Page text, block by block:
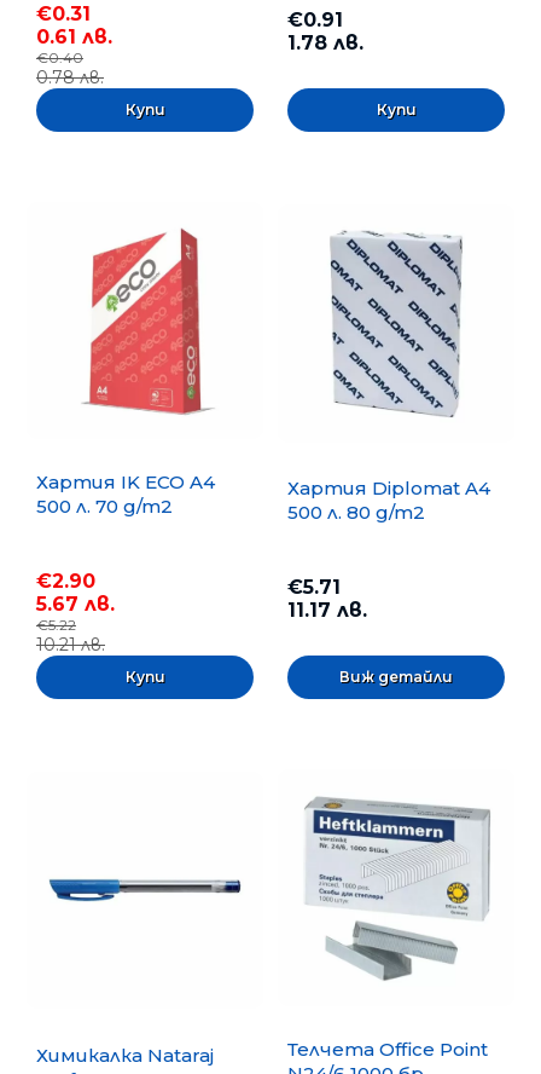
€0.31
0.61 лв.
€0.40
0.78 лв.
€0.91
1.78 лв.
Хартия IK ECO A4
500 л. 70 g/m2
€2.90
5.67 лв.
€5.22
10.21 лв.
Хартия Diplomat A4
500 л. 80 g/m2
€5.71
11.17 лв.
Виж детайли
Химикалка Nataraj
Телчета Office Point